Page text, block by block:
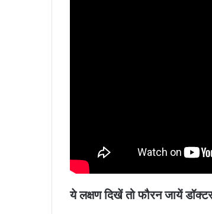
ये लक्षण दिखें तो फौरन जायें